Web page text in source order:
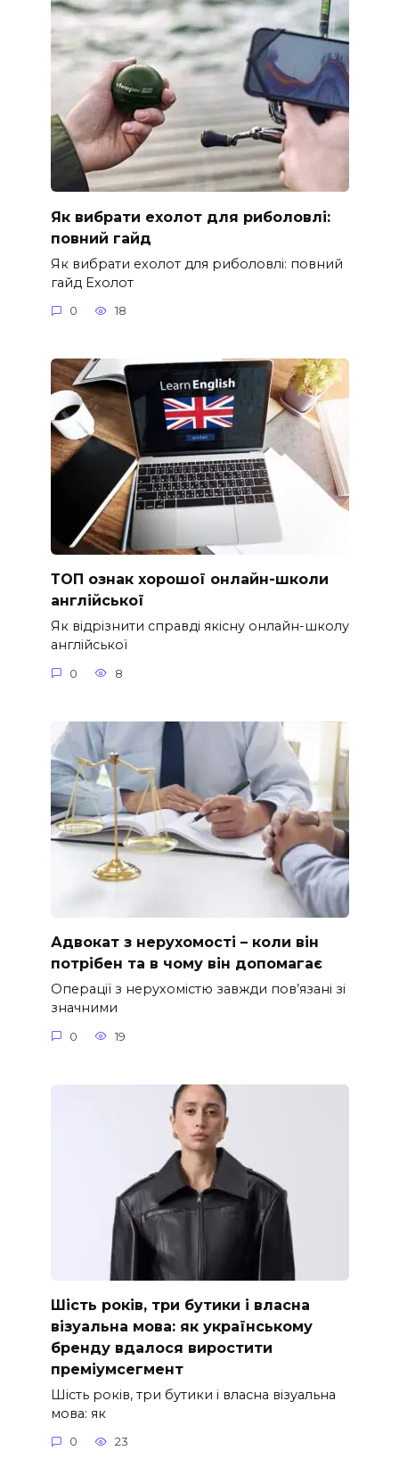
Як вибрати ехолот для риболовлі:
повний гайд
Як вибрати ехолот для риболовлі: повний
гайд Ехолот
0 18
ТОП ознак хорошої онлайн-школи
англійської
Як відрізнити справді якісну онлайн-школу
англійської
0 8
Адвокат з нерухомості – коли він
потрібен та в чому він допомагає
Операції з нерухомістю завжди пов’язані зі
значними
0 19
Шість років, три бутики і власна
візуальна мова: як українському
бренду вдалося виростити
преміумсегмент
Шість років, три бутики і власна візуальна
мова: як
0 23